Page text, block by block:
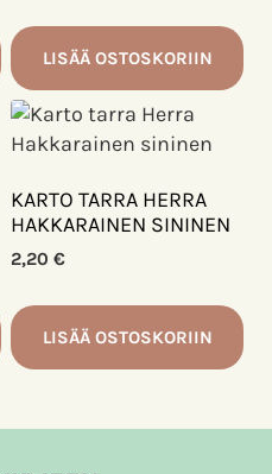
LISÄÄ OSTOSKORIIN
KARTO TARRA HERRA
HAKKARAINEN SININEN
2,20 €
LISÄÄ OSTOSKORIIN